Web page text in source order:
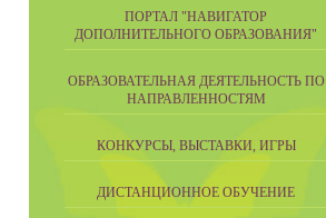
ПОРТАЛ "НАВИГАТОР
ДОПОЛНИТЕЛЬНОГО ОБРАЗОВАНИЯ"
ОБРАЗОВАТЕЛЬНАЯ ДЕЯТЕЛЬНОСТЬ ПО
НАПРАВЛЕННОСТЯМ
КОНКУРСЫ, ВЫСТАВКИ, ИГРЫ
ДИСТАНЦИОННОЕ ОБУЧЕНИЕ